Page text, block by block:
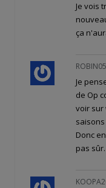
Je vois
ça
ROBIN05
Je
de Op
voir sur
saisons
Donc
pas sûr.